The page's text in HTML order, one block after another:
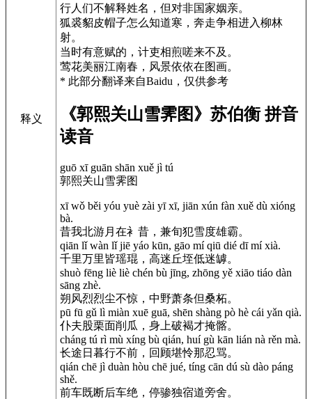
释义
行人们不解释姓名，但对非国家姻亲。
狐裘貂皮帽子怎么知道寒，奔走争相进入柳林
射。
当时有意赋的，计吏相煎嗟来不及。
莺花美丽江南春，风景依依在图画。
* 此部分翻译来自Baidu，仅供参考
《郭熙关山雪霁图》苏伯衡 拼音
读音
guō xī guān shān xuě jì tú
郭熙关山雪霁图
xī wǒ běi yóu yuè zài yī xī, jiān xún fàn xuě dù xióng
bà.
昔我北游月在衤昔，兼旬犯雪度雄霸。
qiān lǐ wàn lǐ jiē yáo kūn, gāo mí qiū dié dī mí xià.
千里万里皆瑶琨，高迷丘垤低迷罅。
shuò fēng liè liè chén bù jīng, zhōng yě xiāo tiáo dàn
sāng zhè.
朔风烈烈尘不惊，中野萧条但桑柘。
pū fū gǔ lì miàn xuē guā, shēn shàng pò hè cái yǎn qià.
仆夫股栗面削瓜，身上破褐才掩髂。
cháng tú rì mù xíng bù qián, huí gù kān lián nà rěn mà.
长途日暮行不前，回顾堪怜那忍骂。
qián chē jì duàn hòu chē jué, tíng cān dú sù dào páng
shě.
前车既断后车绝，停骖独宿道旁舍。